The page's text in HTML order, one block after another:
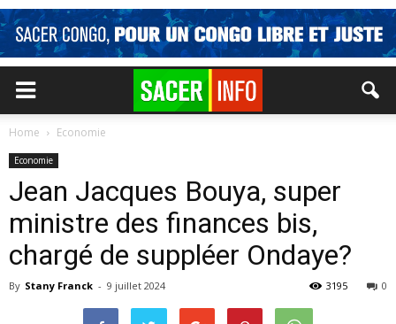
Home Economie
Economie
Jean Jacques Bouya, super
ministre des finances bis,
chargé de suppléer Ondaye?
By Stany Franck - 9 juillet 2024 0
3195